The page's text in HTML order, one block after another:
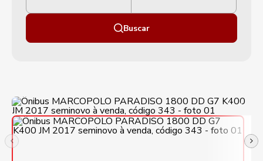
Buscar